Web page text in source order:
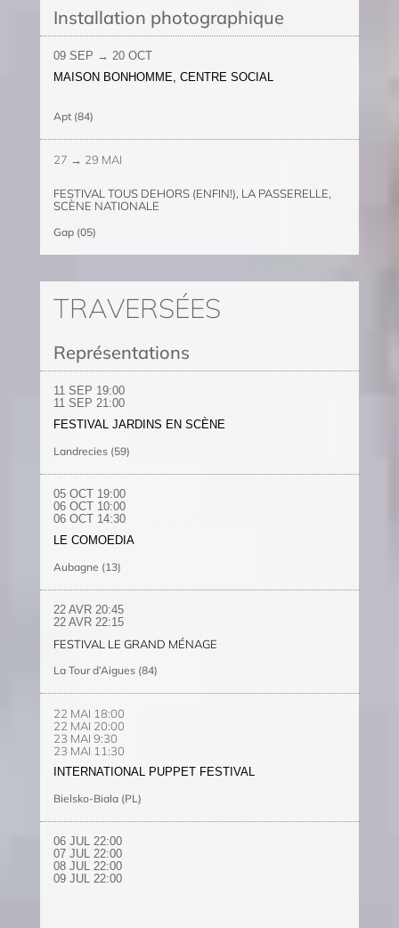
Installation photographique
09 SEP → 20 OCT
MAISON BONHOMME, CENTRE SOCIAL
Apt (84)
27 → 29 MAI
FESTIVAL TOUS DEHORS (ENFIN!), LA PASSERELLE,
SCÈNE NATIONALE
Gap (05)
TRAVERSÉES
Représentations
11 SEP 19:00
11 SEP 21:00
FESTIVAL JARDINS EN SCÈNE
Landrecies (59)
05 OCT19:00
06 OCT10:00
06 OCT14:30
LE COMOEDIA
Aubagne (13)
22 AVR 20:45
22 AVR 22:15
FESTIVAL LE GRAND MÉNAGE
La Tour d’Aigues (84)
22 MAI 18:00
22 MAI 20:00
23 MAI 9:30
23 MAI 11:30
INTERNATIONAL PUPPET FESTIVAL
Bielsko-Biala (PL)
06 JUL 22:00
07 JUL 22:00
08 JUL 22:00
09 JUL 22:00